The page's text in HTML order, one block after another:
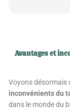
Avantages et
Voyons désormais
inconvénients du
dans le monde du